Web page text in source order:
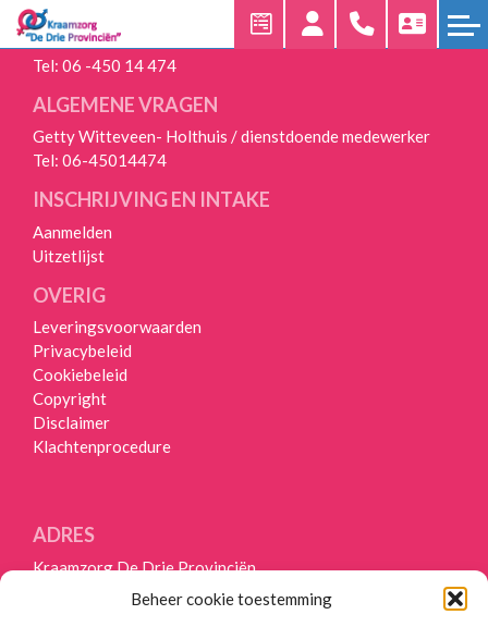
Beheer cookie toestemming
HOME
KRAAMZORG
AANMELDEN
UNIEKE
WERKWIJZE
UITZETLIJST
VRAGEN
OVER
ONS
OVER
ANDEREN
OVER
ONS
24/7 BEREIKBAAR
Tel: 06 -450 14 474
ALGEMENE VRAGEN
Getty Witteveen- Holthuis / dienstdoende medewerker
Tel: 06-45014474
INSCHRIJVING EN INTAKE
Aanmelden
Uitzetlijst
OVERIG
Leveringsvoorwaarden
Privacybeleid
Cookiebeleid
Copyright
Disclaimer
Klachtenprocedure
ADRES
Kraamzorg De Drie Provinciën
Reitsmastrjitte 45